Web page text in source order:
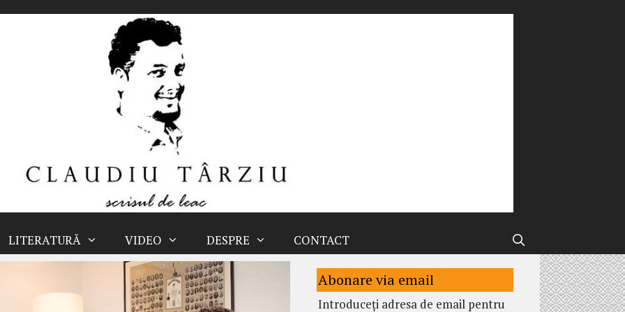
LITERATURĂ VIDEO DESPRE CONTACT
Abonare via email
Introduceți adresa de email pentru